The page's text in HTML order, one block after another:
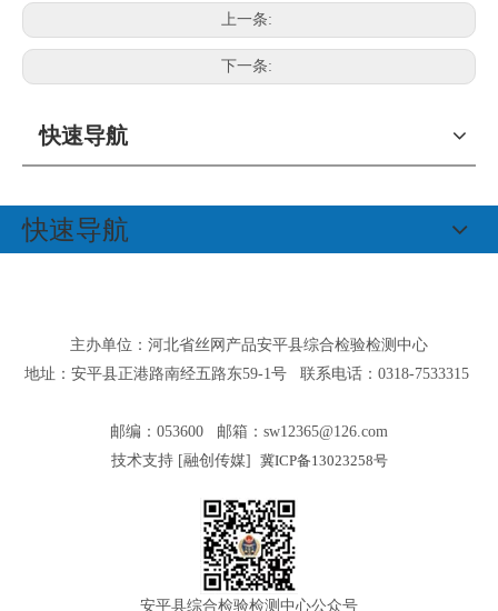
上一条:
下一条:
快速导航
快速导航
主办单位：河北省丝网产品安平县综合检验检测中心
地址：安平县正港路南经五路东59-1号 联系电话：0318-7533315
邮编：053600 邮箱： sw12365@126.com
技术支持 [融创传媒] 冀ICP备13023258号
安平县综合检验检测中心公众号